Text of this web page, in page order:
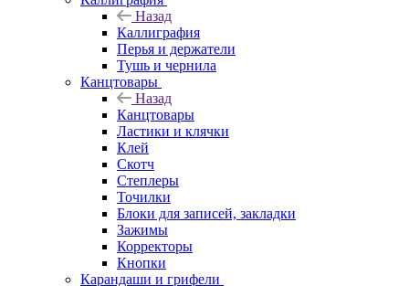
Назад
Каллиграфия
Перья и держатели
Тушь и чернила
Канцтовары
Назад
Канцтовары
Ластики и клячки
Клей
Скотч
Степлеры
Точилки
Блоки для записей, закладки
Зажимы
Корректоры
Кнопки
Карандаши и грифели